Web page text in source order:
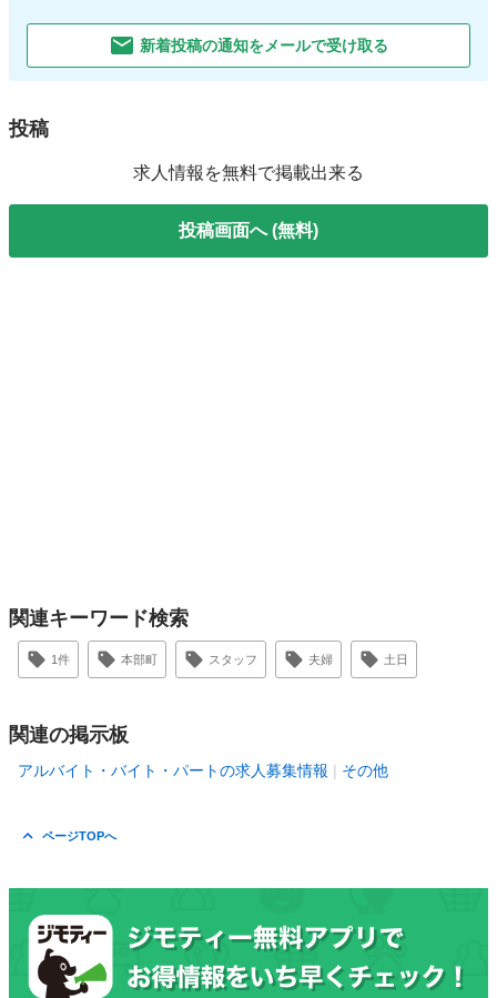
新着投稿の通知をメールで受け取る
投稿
求人情報を無料で掲載出来る
投稿画面へ (無料)
関連キーワード検索
1件 本部町 スタッフ 夫婦 土日
関連の掲示板
アルバイト・バイト・パートの求人募集情報 その他
ページTOPへ